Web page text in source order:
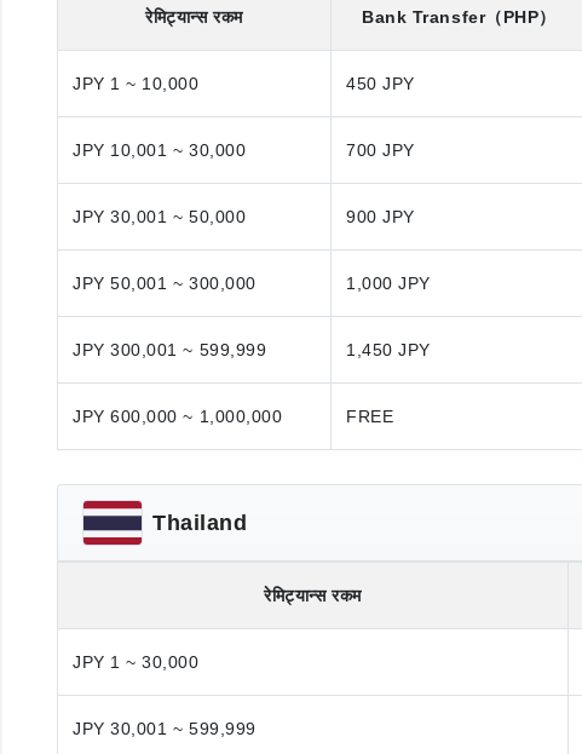
रेमिट्यान्स रकम Bank Transfer（PHP）
JPY 1 ~ 10,000 450 JPY
JPY 10,001 ~ 30,000 700 JPY
JPY 30,001 ~ 50,000 900 JPY
JPY 50,001 ~ 300,000 1,000 JPY
JPY 300,001 ~ 599,999 1,450 JPY
JPY 600,000 ~ 1,000,000 FREE
Thailand
रेमिट्यान्स रकम
JPY 1 ~ 30,000
JPY 30,001 ~ 599,999